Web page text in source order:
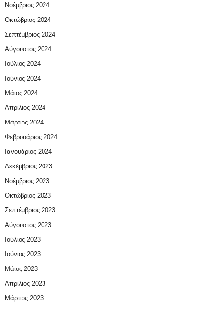
Νοέμβριος 2024
Οκτώβριος 2024
Σεπτέμβριος 2024
Αύγουστος 2024
Ιούλιος 2024
Ιούνιος 2024
Μάιος 2024
Απρίλιος 2024
Μάρτιος 2024
Φεβρουάριος 2024
Ιανουάριος 2024
Δεκέμβριος 2023
Νοέμβριος 2023
Οκτώβριος 2023
Σεπτέμβριος 2023
Αύγουστος 2023
Ιούλιος 2023
Ιούνιος 2023
Μάιος 2023
Απρίλιος 2023
Μάρτιος 2023